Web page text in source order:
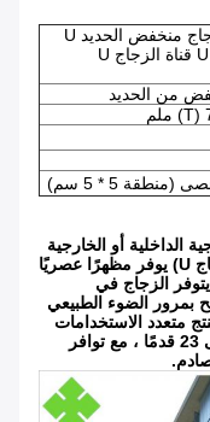
U الزجاج المقسى U الزجاج منخفض الحديد U
الزجاج U الشكل الزجاج U قناة الزجاج U
من الحديد
الداخلية أو الخارجية
، وزجاج القناة (ويسمى أيضًا زجاج U أو زجاج U) يوفر مظهرًا عصريًا
يتوفر الزجاج في
بمرور الضوء الطبيعي
متعدد الاستخدامات
رأسيًا أو أفقيًا ، وهو متوفر بأطوال تصل إلى 23 قدمًا ، مع توافر